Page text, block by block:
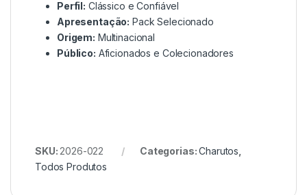
Perfil: Clássico e Confiável
Apresentação: Pack Selecionado
Origem: Multinacional
Público: Aficionados e Colecionadores
SKU: 2026-022 Categorias:Charutos
Todos Produtos